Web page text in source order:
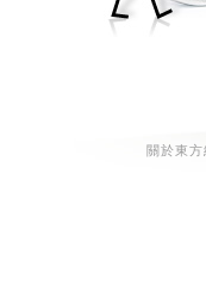
關於東方